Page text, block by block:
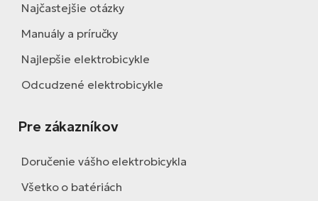
Najčastejšie otázky
Manuály a príručky
Najlepšie elektrobicykle
Odcudzené elektrobicykle
Pre zákazníkov
Doručenie vášho elektrobicykla
Všetko o batériách